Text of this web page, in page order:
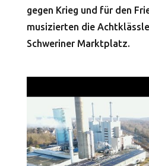
gegen Krieg und für den
musizierten die
Schweriner Marktplatz.